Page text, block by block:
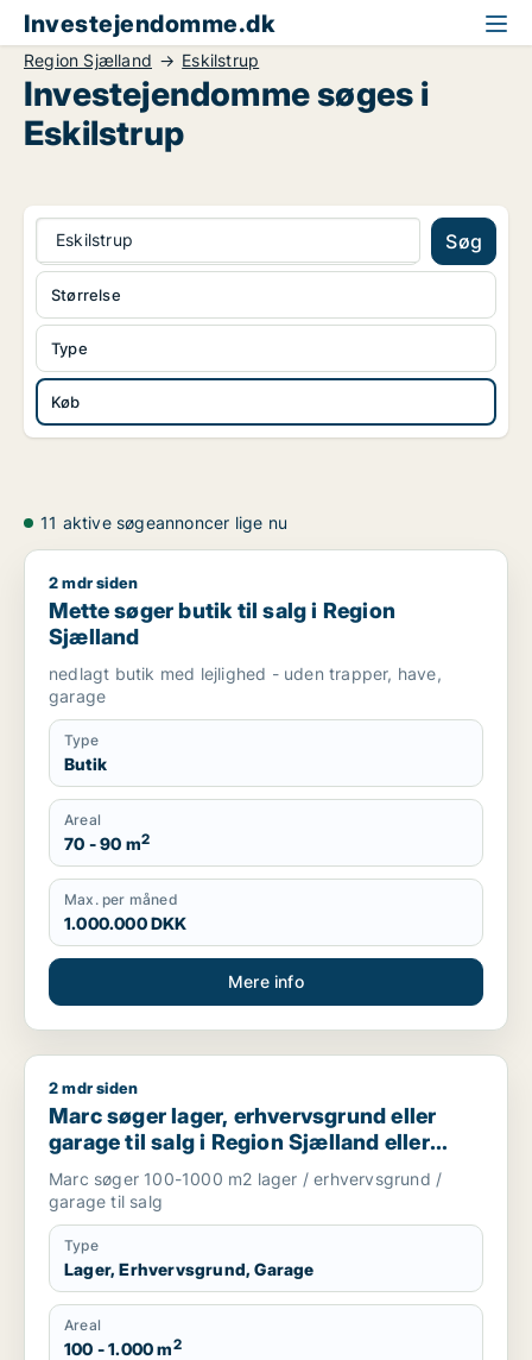
Investejendomme.dk
Region Sjælland Eskilstrup
Investejendomme søges i
Eskilstrup
Eskilstrup Søg
Type
Køb
Størrelse
11 aktive søgeannoncer lige nu
Mette søger butik til salg i Region Sjælland
2 mdr siden
Mette søger butik til salg i Region
Sjælland
nedlagt butik med lejlighed - uden trapper, have,
garage
Type
Butik
Areal
70 - 90 m2
Max. per måned
1.000.000 DKK
Mere info
Marc søger lager, erhvervsgrund eller garage til salg i
2 mdr siden
Marc søger lager, erhvervsgrund eller
garage til salg i Region Sjælland eller
Nordsjælland
Marc søger 100-1000 m2 lager / erhvervsgrund /
garage til salg
Type
Lager, Erhvervsgrund, Garage
Areal
100 - 1.000 m2